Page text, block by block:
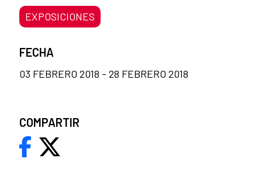
EXPOSICIONES
FECHA
03 FEBRERO 2018 - 28 FEBRERO 2018
COMPARTIR